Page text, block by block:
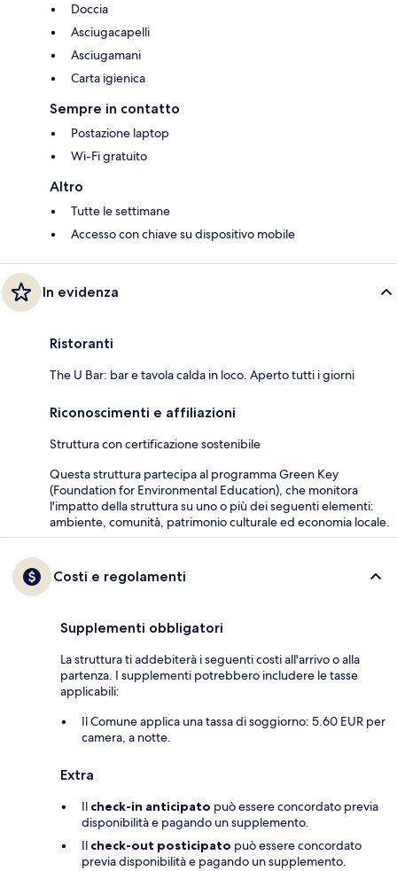
Doccia
Asciugacapelli
Asciugamani
Carta igienica
Sempre in contatto
Postazione laptop
Wi-Fi gratuito
Altro
Tutte le settimane
Accesso con chiave su dispositivo mobile
In evidenza
Ristoranti
The U Bar: bar e tavola calda in loco. Aperto tutti i giorni
Riconoscimenti e affiliazioni
Struttura con certificazione sostenibile
Questa struttura partecipa al programma Green Key
(Foundation for Environmental Education), che monitora
l'impatto della struttura su uno o più dei seguenti elementi:
ambiente, comunità, patrimonio culturale ed economia locale.
Costi e regolamenti
Supplementi obbligatori
La struttura ti addebiterà i seguenti costi all'arrivo o alla
partenza. I supplementi potrebbero includere le tasse
applicabili:
Il Comune applica una tassa di soggiorno: 5.60 EUR per
camera, a notte.
Extra
Il check-in anticipato può essere concordato previa
disponibilità e pagando un supplemento.
Il check-out posticipato può essere concordato
previa disponibilità e pagando un supplemento.